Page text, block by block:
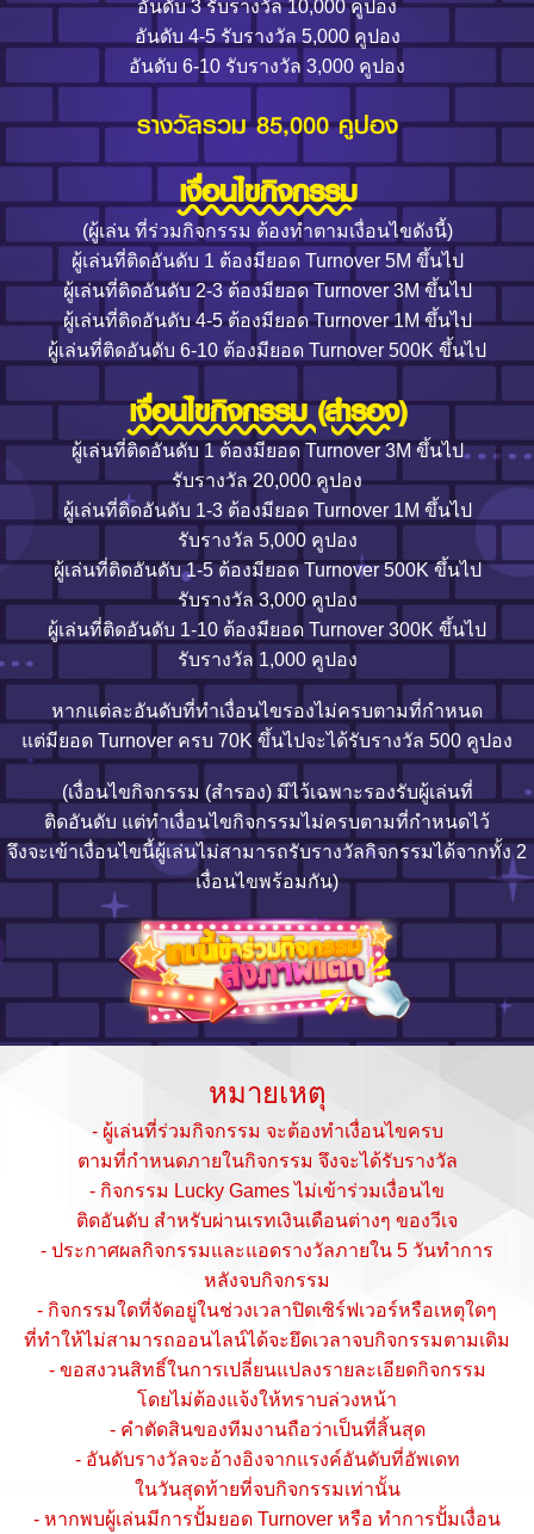
อันดับ 3 รับรางวัล 10,000 คูปอง
อันดับ 4-5 รับรางวัล 5,000 คูปอง
อันดับ 6-10 รับรางวัล 3,000 คูปอง
รางวัลรวม 85,000 คูปอง
เงื่อนไขกิจกรรม
(ผู้เล่น ที่ร่วมกิจกรรม ต้องทำตามเงื่อนไขดังนี้)
ผู้เล่นที่ติดอันดับ 1 ต้องมียอด Turnover 5M ขึ้นไป
ผู้เล่นที่ติดอันดับ 2-3 ต้องมียอด Turnover 3M ขึ้นไป
ผู้เล่นที่ติดอันดับ 4-5 ต้องมียอด Turnover 1M ขึ้นไป
ผู้เล่นที่ติดอันดับ 6-10 ต้องมียอด Turnover 500K ขึ้นไป
เงื่อนไขกิจกรรม (สำรอง)
ผู้เล่นที่ติดอันดับ 1 ต้องมียอด Turnover 3M ขึ้นไป
รับรางวัล 20,000 คูปอง
ผู้เล่นที่ติดอันดับ 1-3 ต้องมียอด Turnover 1M ขึ้นไป
รับรางวัล 5,000 คูปอง
ผู้เล่นที่ติดอันดับ 1-5 ต้องมียอด Turnover 500K ขึ้นไป
รับรางวัล 3,000 คูปอง
ผู้เล่นที่ติดอันดับ 1-10 ต้องมียอด Turnover 300K ขึ้นไป
รับรางวัล 1,000 คูปอง
หากแต่ละอันดับที่ทำเงื่อนไขรองไม่ครบตามที่กำหนด
แต่มียอด Turnover ครบ 70K ขึ้นไปจะได้รับรางวัล 500 คูปอง
(เงื่อนไขกิจกรรม (สำรอง) มีไว้เฉพาะรองรับผู้เล่นที่
ติดอันดับ แต่ทำเงื่อนไขกิจกรรมไม่ครบตามที่กำหนดไว้
จึงจะเข้าเงื่อนไขนี้ผู้เล่นไม่สามารถรับรางวัลกิจกรรมได้จากทั้ง 2
เงื่อนไขพร้อมกัน)
หมายเหตุ
- ผู้เล่นที่ร่วมกิจกรรม จะต้องทำเงื่อนไขครบ
ตามที่กำหนดภายในกิจกรรม จึงจะได้รับรางวัล
- กิจกรรม Lucky Games ไม่เข้าร่วมเงื่อนไข
ติดอันดับ สำหรับผ่านเรทเงินเดือนต่างๆ ของวีเจ
- ประกาศผลกิจกรรมและแอดรางวัลภายใน 5 วันทำการ
หลังจบกิจกรรม
- กิจกรรมใดที่จัดอยู่ในช่วงเวลาปิดเซิร์ฟเวอร์หรือเหตุใดๆ
ที่ทำให้ไม่สามารถออนไลน์ได้จะยึดเวลาจบกิจกรรมตามเดิม
- ขอสงวนสิทธิ์ในการเปลี่ยนแปลงรายละเอียดกิจกรรม
โดยไม่ต้องแจ้งให้ทราบล่วงหน้า
- คำตัดสินของทีมงานถือว่าเป็นที่สิ้นสุด
- อันดับรางวัลจะอ้างอิงจากแรงค์อันดับที่อัพเดท
ในวันสุดท้ายที่จบกิจกรรมเท่านั้น
- หากพบผู้เล่นมีการปั้มยอด Turnover หรือ ทำการปั้มเงื่อน